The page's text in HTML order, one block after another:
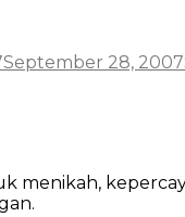
September 28, 2007
menikah,